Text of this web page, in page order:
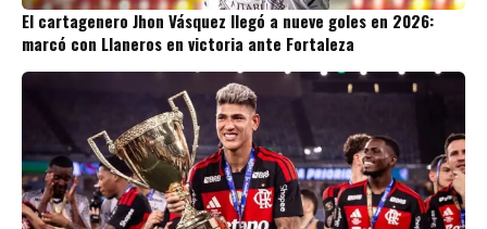
El cartagenero Jhon Vásquez llegó a nueve goles en 2026:
marcó con Llaneros en victoria ante Fortaleza